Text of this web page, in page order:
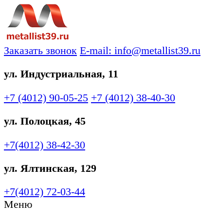
Заказать звонок E-mail: info@metallist39.ru
ул. Индустриальная, 11
+7 (4012) 90-05-25 +7 (4012) 38-40-30
ул. Полоцкая, 45
+7(4012) 38-42-30
ул. Ялтинская, 129
+7(4012) 72-03-44
Меню